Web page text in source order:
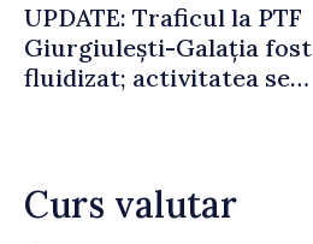
UPDATE: Traficul la PTF
Giurgiulești-Galația fost
fluidizat; activitatea se
Curs valutar